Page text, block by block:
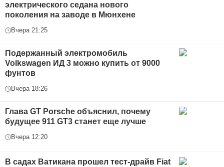
электрического седана нового
поколения на заводе в Мюнхене
Вчера 21:25
Подержанный электромобиль
Volkswagen ИД 3 можно купить от 9000
фунтов
Вчера 18:26
Глава GT Porsche объяснил, почему
будущее 911 GT3 станет еще лучше
Вчера 12:20
В садах Ватикана прошел тест-драйв Fiat